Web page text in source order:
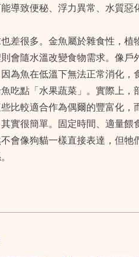
導致便秘、浮力異常、水質惡
差很多。金魚屬於雜食性，
會隨水溫改變食物需求。像戶
為魚在低溫下無法正常消化，
吃點「水果蔬菜」。實際上，
比較適合作為偶爾的豐富化，
實很簡單。固定時間、適量
會像狗貓一樣直接表達，但